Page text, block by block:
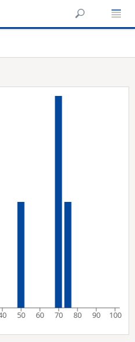
50 60 70 80 90 100